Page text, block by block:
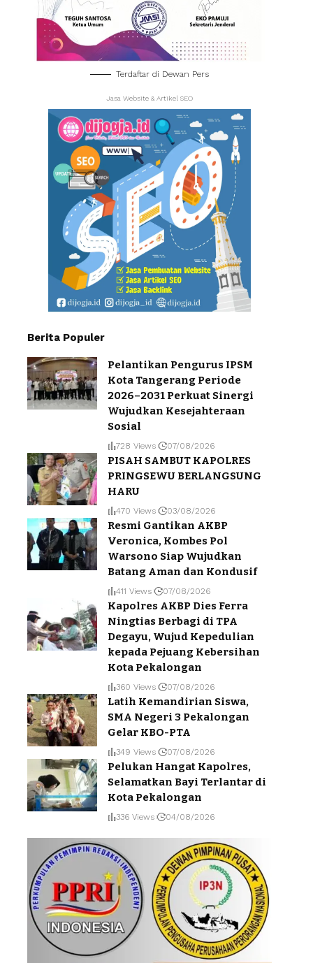
Terdaftar di Dewan Pers
Jasa Website & Artikel SEO
Berita Populer
Pelantikan Pengurus IPSM
Kota Tangerang Periode
2026–2031 Perkuat Sinergi
Wujudkan Kesejahteraan
Sosial
728 Views 07/08/2026
PISAH SAMBUT KAPOLRES
PRINGSEWU BERLANGSUNG
HARU
470 Views 03/08/2026
Resmi Gantikan AKBP
Veronica, Kombes Pol
Warsono Siap Wujudkan
Batang Aman dan Kondusif
411 Views 07/08/2026
Kapolres AKBP Dies Ferra
Ningtias Berbagi di TPA
Degayu, Wujud Kepedulian
kepada Pejuang Kebersihan
Kota Pekalongan
360 Views 07/08/2026
Latih Kemandirian Siswa,
SMA Negeri 3 Pekalongan
Gelar KBO-PTA
349 Views 07/08/2026
Pelukan Hangat Kapolres,
Selamatkan Bayi Terlantar di
Kota Pekalongan
336 Views 04/08/2026